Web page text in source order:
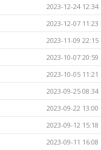
2023-12-24 12:34
2023-12-07 11:23
2023-11-09 22:15
2023-10-07 20:59
2023-10-05 11:21
2023-09-25 08:34
2023-09-22 13:00
2023-09-12 15:18
2023-09-11 16:08